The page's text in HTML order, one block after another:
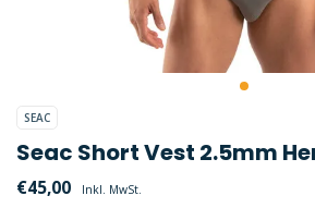
SEAC
Seac Short Vest 2.5mm
€45,00 Inkl. MwSt.